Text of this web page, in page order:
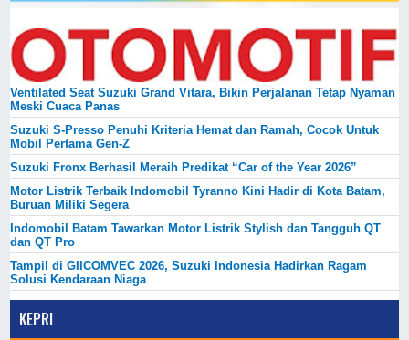
Ventilated Seat Suzuki Grand Vitara, Bikin Perjalanan Tetap Nyaman
Meski Cuaca Panas
Suzuki S-Presso Penuhi Kriteria Hemat dan Ramah, Cocok Untuk
Mobil Pertama Gen-Z
Suzuki Fronx Berhasil Meraih Predikat “Car of the Year 2026”
Motor Listrik Terbaik Indomobil Tyranno Kini Hadir di Kota Batam,
Buruan Miliki Segera
Indomobil Batam Tawarkan Motor Listrik Stylish dan Tangguh QT
dan QT Pro
Tampil di GIICOMVEC 2026, Suzuki Indonesia Hadirkan Ragam
Solusi Kendaraan Niaga
KEPRI